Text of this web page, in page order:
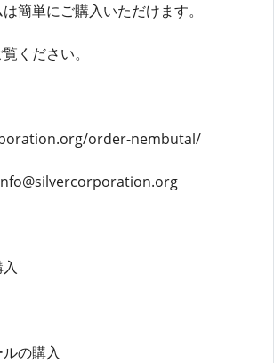
簡単にご購入いただけます。
ください。
order-nembutal/
の購入